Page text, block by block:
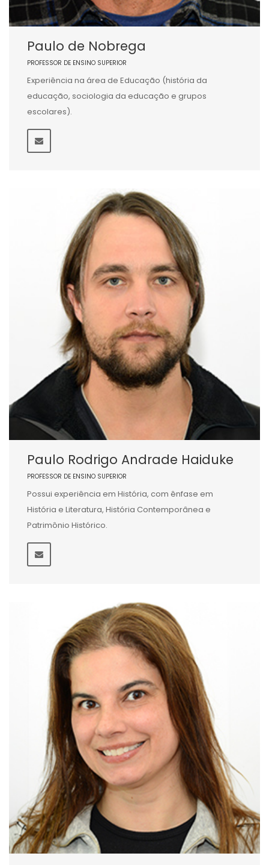
Paulo de Nobrega
PROFESSOR DE ENSINO SUPERIOR
Experiência na área de Educação (história da
educação, sociologia da educação e grupos
escolares).
Paulo Rodrigo Andrade Haiduke
PROFESSOR DE ENSINO SUPERIOR
Possui experiência em História, com ênfase em
História e Literatura, História Contemporânea e
Patrimônio Histórico.